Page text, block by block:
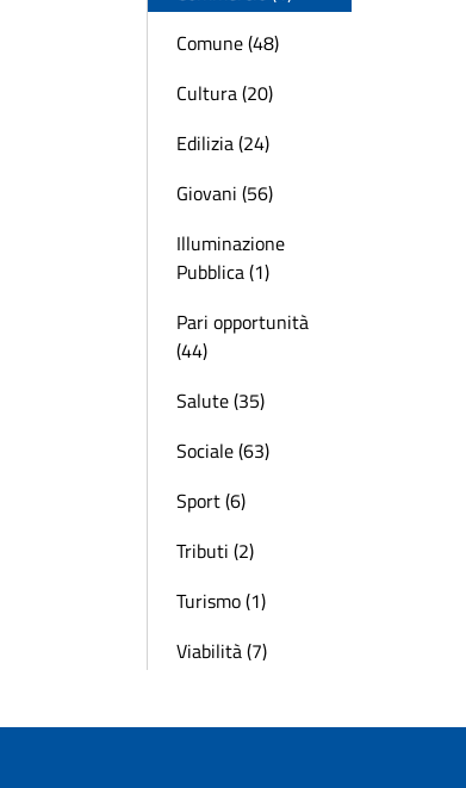
Comune (48)
Cultura (20)
Edilizia (24)
Giovani (56)
Illuminazione
Pubblica (1)
Pari opportunità
(44)
Salute (35)
Sociale (63)
Sport (6)
Tributi (2)
Turismo (1)
Viabilità (7)